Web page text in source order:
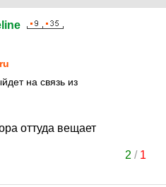
на связь из
оттуда вещает
2 / 1